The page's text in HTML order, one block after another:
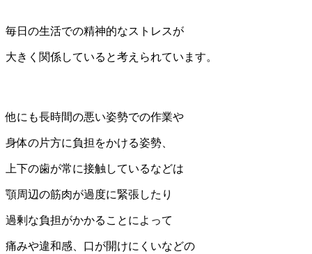
毎日の生活での精神的なストレスが
大きく関係していると考えられています。
他にも長時間の悪い姿勢での作業や
身体の片方に負担をかける姿勢、
上下の歯が常に接触しているなどは
顎周辺の筋肉が過度に緊張したり
過剰な負担がかかることによって
痛みや違和感、口が開けにくいなどの